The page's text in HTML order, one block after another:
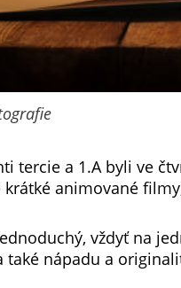
tercie a 1.A byli ve
krátké animované
vždyť na
také nápadu a